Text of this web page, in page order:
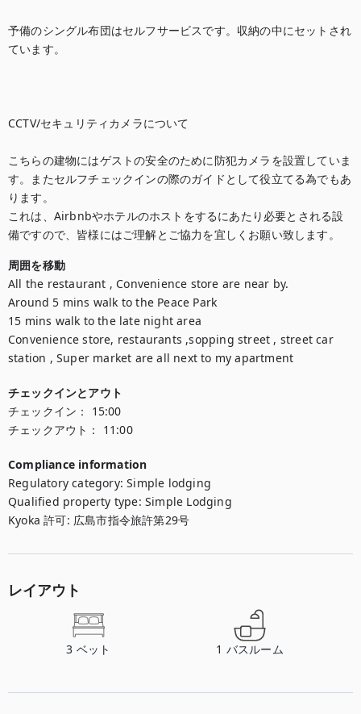
予備のシングル布団はセルフサービスです。収納の中にセットされ
ています。
CCTV/セキュリティカメラについて
こちらの建物にはゲストの安全のために防犯カメラを設置していま
す。またセルフチェックインの際のガイドとして役立てる為でもあ
ります。
これは、Airbnbやホテルのホストをするにあたり必要とされる設
備ですので、皆様にはご理解とご協力を宜しくお願い致します。
周囲を移動
All the restaurant , Convenience store are near by.
Around 5 mins walk to the Peace Park
15 mins walk to the late night area
Convenience store, restaurants ,sopping street , street car
station , Super market are all next to my apartment
チェックインとアウト
チェックイン：
15:00
チェックアウト：
11:00
Compliance information
Regulatory category:Simple lodging
Qualified property type:Simple Lodging
Kyoka 許可: 広島市指令旅許第29号
レイアウト
3 ベット 1 バスルーム